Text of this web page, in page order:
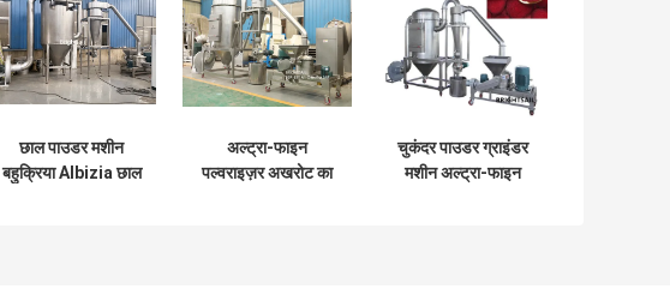
छाल पाउडर मशीन
बहुक्रिया Albizia छाल
अल्ट्रा-फाइन
पल्वराइज़र अखरोट का
चुकंदर पाउडर ग्राइंडर
मशीन अल्ट्रा-फाइन